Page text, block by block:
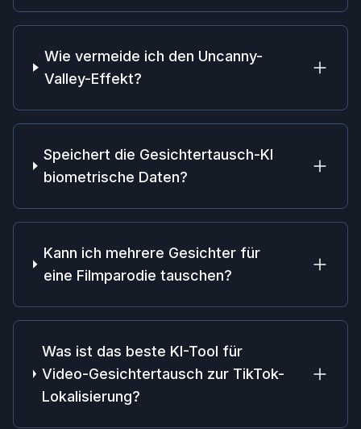
Wie vermeide ich den Uncanny-
Valley-Effekt?
Speichert die Gesichtertausch-KI
biometrische Daten?
Kann ich mehrere Gesichter für
eine Filmparodie tauschen?
Was ist das beste KI-Tool für
Video-Gesichtertausch zur TikTok-
Lokalisierung?